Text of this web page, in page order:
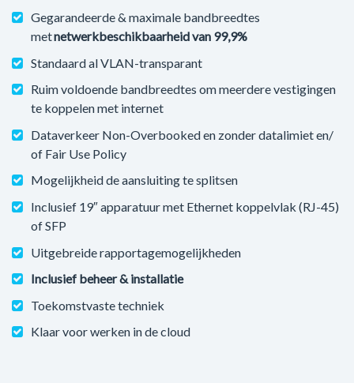
Gegarandeerde & maximale bandbreedtes
metnetwerkbeschikbaarheid van 99,9%
Standaard al VLAN-transparant
Ruim voldoende bandbreedtes om meerdere vestigingen
te koppelen met internet
Dataverkeer Non-Overbooked en zonder datalimiet en/
of Fair Use Policy
Mogelijkheid de aansluiting te splitsen
Inclusief 19″ apparatuur met Ethernet koppelvlak (RJ-45)
of SFP
Uitgebreide rapportagemogelijkheden
Inclusief beheer & installatie
Toekomstvaste techniek
Klaar voor werken in de cloud